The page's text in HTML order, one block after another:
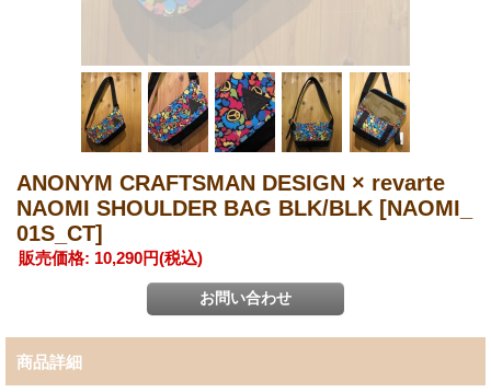
ANONYM CRAFTSMAN DESIGN × revarte
NAOMI SHOULDER BAG BLK/BLK [NAOMI_
01S_CT]
販売価格: 10,290円(税込)
商品詳細